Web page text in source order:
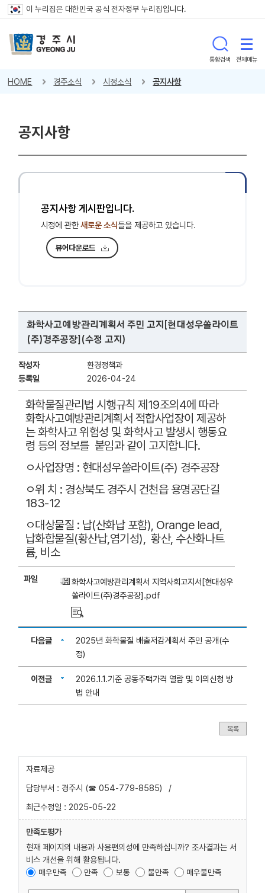
이 누리집은 대한민국 공식 전자정부 누리집입니다.
통합검색 전체메뉴
HOME 경주소식 시정소식 공지사항
공지사항
공지사항 게시판입니다.
시정에 관한새로운 소식들을 제공하고 있습니다.
뷰어다운로드
화학사고예방관리계획서 주민 고지[현대성우쏠라이트
(주)경주공장](수정 고지)
작성자
환경정책과
등록일
2026-04-24
화학물질관리법 시행규칙 제19조의4에 따라
화학사고예방관리계획서 적합사업장이 제공하
는 화학사고 위험성 및 화학사고 발생시 행동요
령 등의 정보를 붙임과 같이 고지합니다.
ㅇ사업장명 : 현대성우쏠라이트(주) 경주공장
ㅇ위 치 : 경상북도 경주시 건천읍 용명공단길
183-12
ㅇ대상물질 : 납(산화납 포함), Orange lead,
납화합물질(황산납,염기성), 황산, 수산화나트
륨, 비소
파일
화학사고예방관리계획서 지역사회고지서[현대성우
쏠라이트(주)경주공장].pdf
다음글
2025년 화학물질 배출저감계획서 주민 공개(수
정)
이전글
2026.1.1.기준 공동주택가격 열람 및 이의신청 방
법 안내
목록
자료제공
담당부서 : 경주시 (☎ 054-779-8585)
/
최근수정일 : 2025-05-22
만족도평가
현재 페이지의 내용과 사용편의성에 만족하십니까? 조사결과는 서
비스 개선을 위해 활용됩니다.
매우만족 만족 보통 불만족 매우불만족